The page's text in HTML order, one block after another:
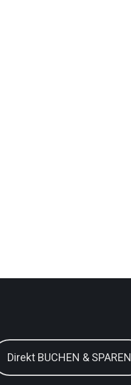
Direkt BUCHEN & SPAREN